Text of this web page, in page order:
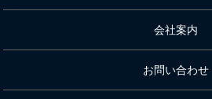
会社案内
お問い合わせ